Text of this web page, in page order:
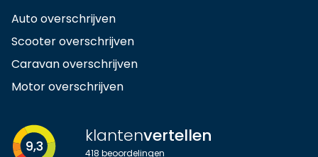
Auto overschrijven
Scooter overschrijven
Caravan overschrijven
Motor overschrijven
9,3 klantenvertellen
418 beoordelingen